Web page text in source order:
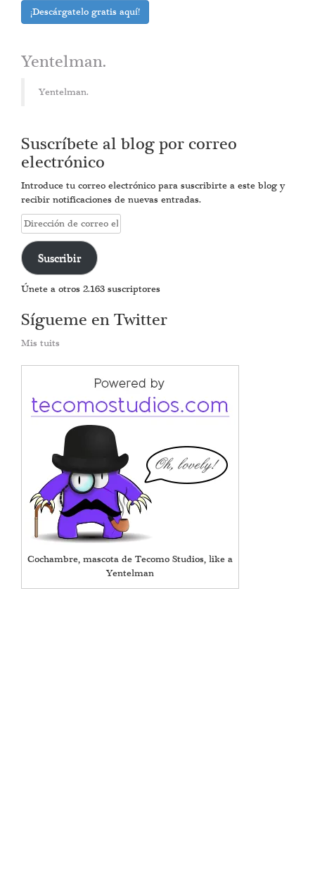
¡Descárgatelo gratis aquí!
Yentelman.
Yentelman.
Suscríbete al blog por correo
electrónico
Introduce tu correo electrónico para suscribirte a este blog y
recibir notificaciones de nuevas entradas.
Dirección
de
correo
electrónico
Suscribir
Únete a otros 2.163 suscriptores
Sígueme en Twitter
Mis tuits
Cochambre, mascota de Tecomo Studios, like a
Yentelman